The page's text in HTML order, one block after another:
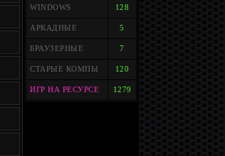
WINDOWS 128
АРКАДНЫЕ 5
БРАУЗЕРНЫЕ 7
СТАРЫЕ КОМПЫ 120
ИГР НА РЕСУРСЕ 1279